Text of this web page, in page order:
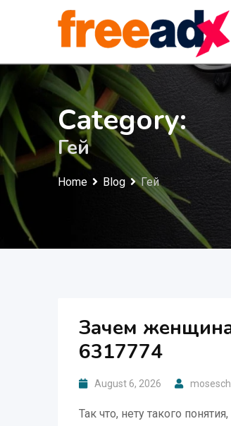
Category:
Гей
Home Blog Гей
Зачем
6317774
August 6, 2026
Так что, нету такого